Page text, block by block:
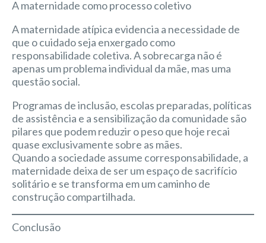
A maternidade como processo coletivo
A maternidade atípica evidencia a necessidade de
que o cuidado seja enxergado como
responsabilidade coletiva. A sobrecarga não é
apenas um problema individual da mãe, mas uma
questão social.
Programas de inclusão, escolas preparadas, políticas
de assistência e a sensibilização da comunidade são
pilares que podem reduzir o peso que hoje recai
quase exclusivamente sobre as mães.
Quando a sociedade assume corresponsabilidade, a
maternidade deixa de ser um espaço de sacrifício
solitário e se transforma em um caminho de
construção compartilhada.
Conclusão